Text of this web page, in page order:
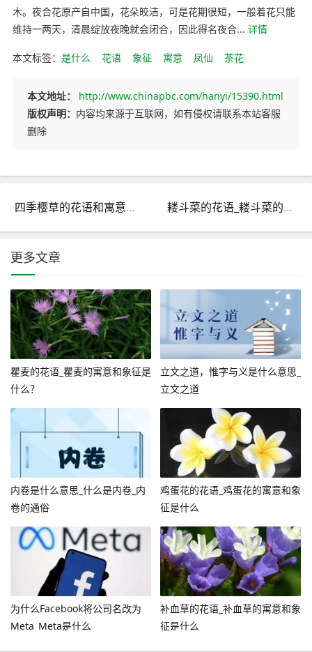
木。夜合花原产自中国，花朵皎洁，可是花期很短，一般着花只能
维持一两天，清晨绽放夜晚就会闭合，因此得名夜合... 详情
本文标签： 是什么 花语 象征 寓意 凤仙 茶花
本文地址：
http://www.chinapbc.com/hanyi/15390.html
版权声明： 内容均来源于互联网，如有侵权请联系本站客服
删除
四季樱草的花语和寓意是什么 耧斗菜的花语_耧斗菜的寓意和象征
更多文章
瞿麦的花语_瞿麦的寓意和象征是
什么？
立文之道，惟字与义是什么意思_
立文之道
内卷是什么意思_什么是内卷_内
卷的通俗
鸡蛋花的花语_鸡蛋花的寓意和象
征是什么
为什么Facebook将公司名改为
Meta_Meta是什么
补血草的花语_补血草的寓意和象
征是什么